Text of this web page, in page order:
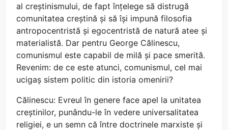
al creștinismului, de fapt înțelege să distrugă
comunitatea creștină și să își impună filosofia
antropocentristă și egocentristă de natură atee și
materialistă. Dar pentru George Călinescu,
comunismul este capabil de milă și pace smerită.
Revenim: de ce este atunci, comunismul, cel mai
ucigaș sistem politic din istoria omenirii?
Călinescu: Evreul în genere face apel la unitatea
creștinilor, punându-le în vedere universalitatea
religiei, e un semn că între doctrinele marxiste și